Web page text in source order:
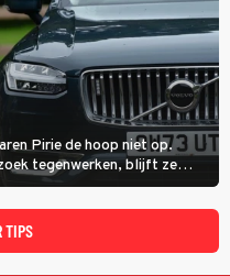
Pirie de hoop niet op.
tegenwerken, blijft ze
van Karen Pirie leidt het
TIPS